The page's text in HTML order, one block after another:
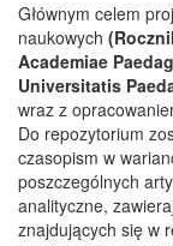
Głównym celem
naukowych
Academiae
Universitatis
wraz z
Do repozytorium
czasopism w
poszczególnych
analityczne,
znajdujących się w